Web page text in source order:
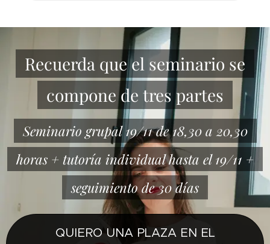
Recuerda que el seminario se
compone de tres partes
Seminario grupal 19/11 de 18,30 a 20,30
horas + tutoría individual hasta el 19/11 +
seguimiento de 30 días
QUIERO UNA PLAZA EN EL